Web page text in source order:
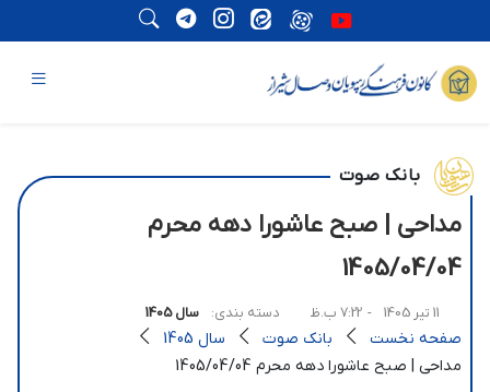
بانک صوت
مداحی | صبح عاشورا دهه محرم
1405/04/04
11 تیر 1405 - 7:22 ب.ظ دسته بندی: سال 1405
صفحه نخست بانک صوت
سال 1405
مداحی | صبح عاشورا دهه محرم 1405/04/04